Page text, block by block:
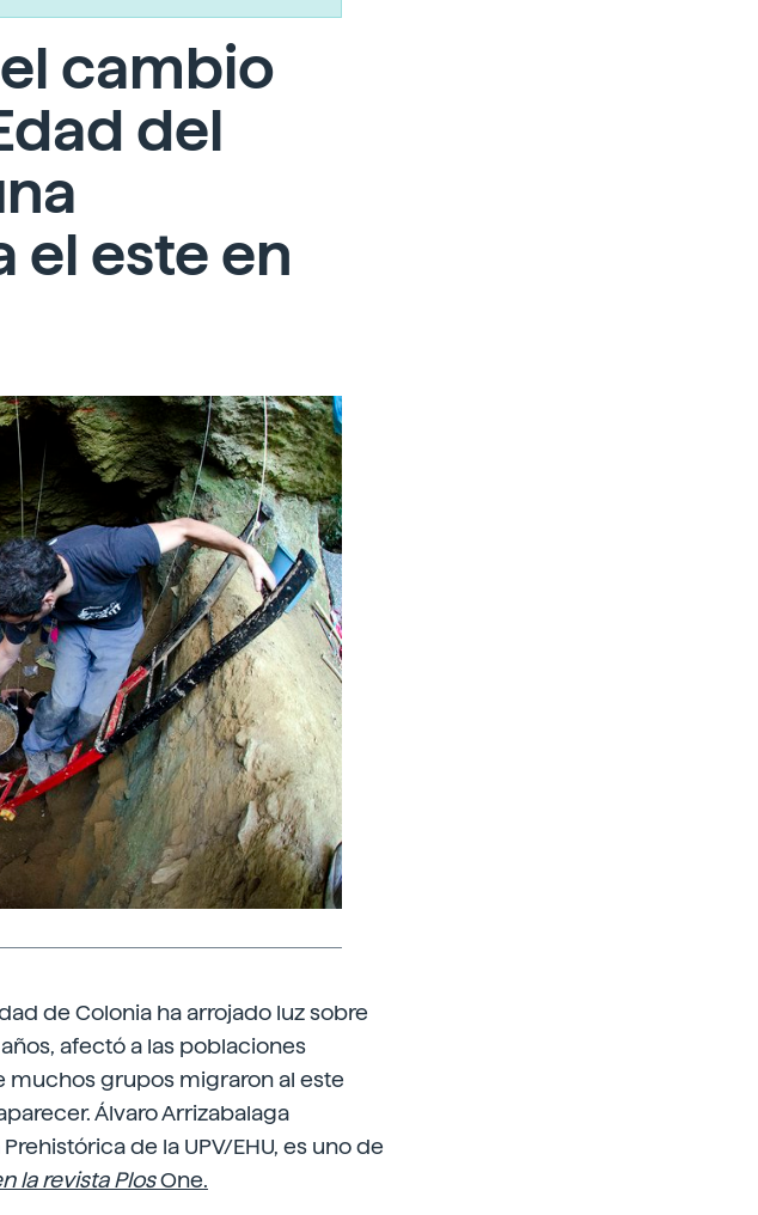
cambio
del
el este en
de Colonia ha arrojado luz sobre
afectó a las poblaciones
muchos grupos migraron al este
Álvaro Arrizabalaga
de la UPV/EHU, es uno de
la revista PlosOne.